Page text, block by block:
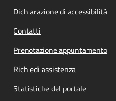
Dichiarazione di accessibilità
Contatti
Prenotazione appuntamento
Richiedi assistenza
Statistiche del portale